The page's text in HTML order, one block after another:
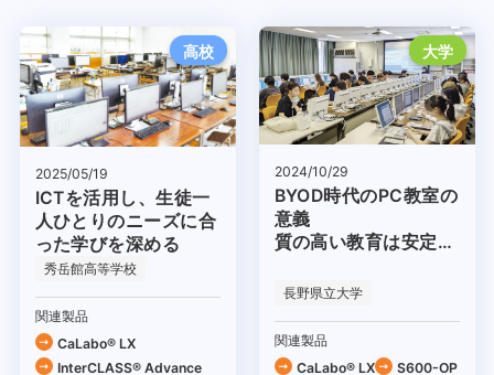
高校
2025/05/19
ICTを活用し、生徒一
人ひとりのニーズに合
った学びを深める
秀岳館高等学校
関連製品
CaLabo® LX
InterCLASS® Advance
大学
2024/10/29
BYOD時代のPC教室の
意義
質の高い教育は安定的
長野県立大学
関連製品
CaLabo® LX
S600-OP